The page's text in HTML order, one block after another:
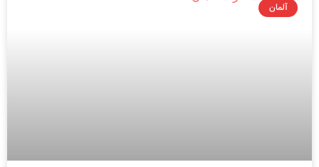
آلمان